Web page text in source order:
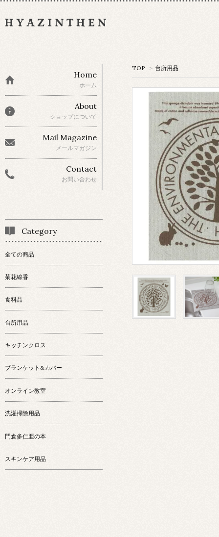
TOP > 台所用品
Home
ホーム
About
ショップについて
Mail Magazine
メールマガジン
Contact
お問い合わせ
Category
全ての商品
菊花線香
食料品
台所用品
キッチンクロス
ブランケット&カバー
オンライン教室
洗濯掃除用品
門倉多仁亜の本
スキンケア用品